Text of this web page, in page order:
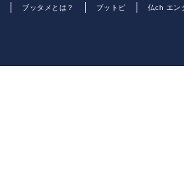
ブッタメとは？ ブットピ 仏ch エン